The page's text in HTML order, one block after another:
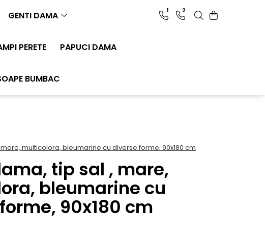
GENTI DAMA
PERETE PAPUCI DAMA
BUMBAC
1 2
multicolora, bleumarine cu diverse forme, 90x180 cm
tip sal , mare,
bleumarine cu
90x180 cm